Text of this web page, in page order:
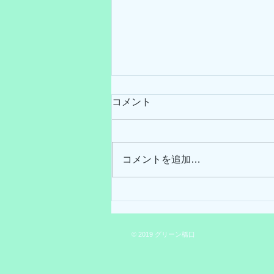
クリーニング
コメント
コメントを追加…
© 2019 グリーン橋口